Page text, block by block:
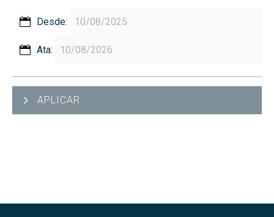
Desde:
Ata:
APLICAR